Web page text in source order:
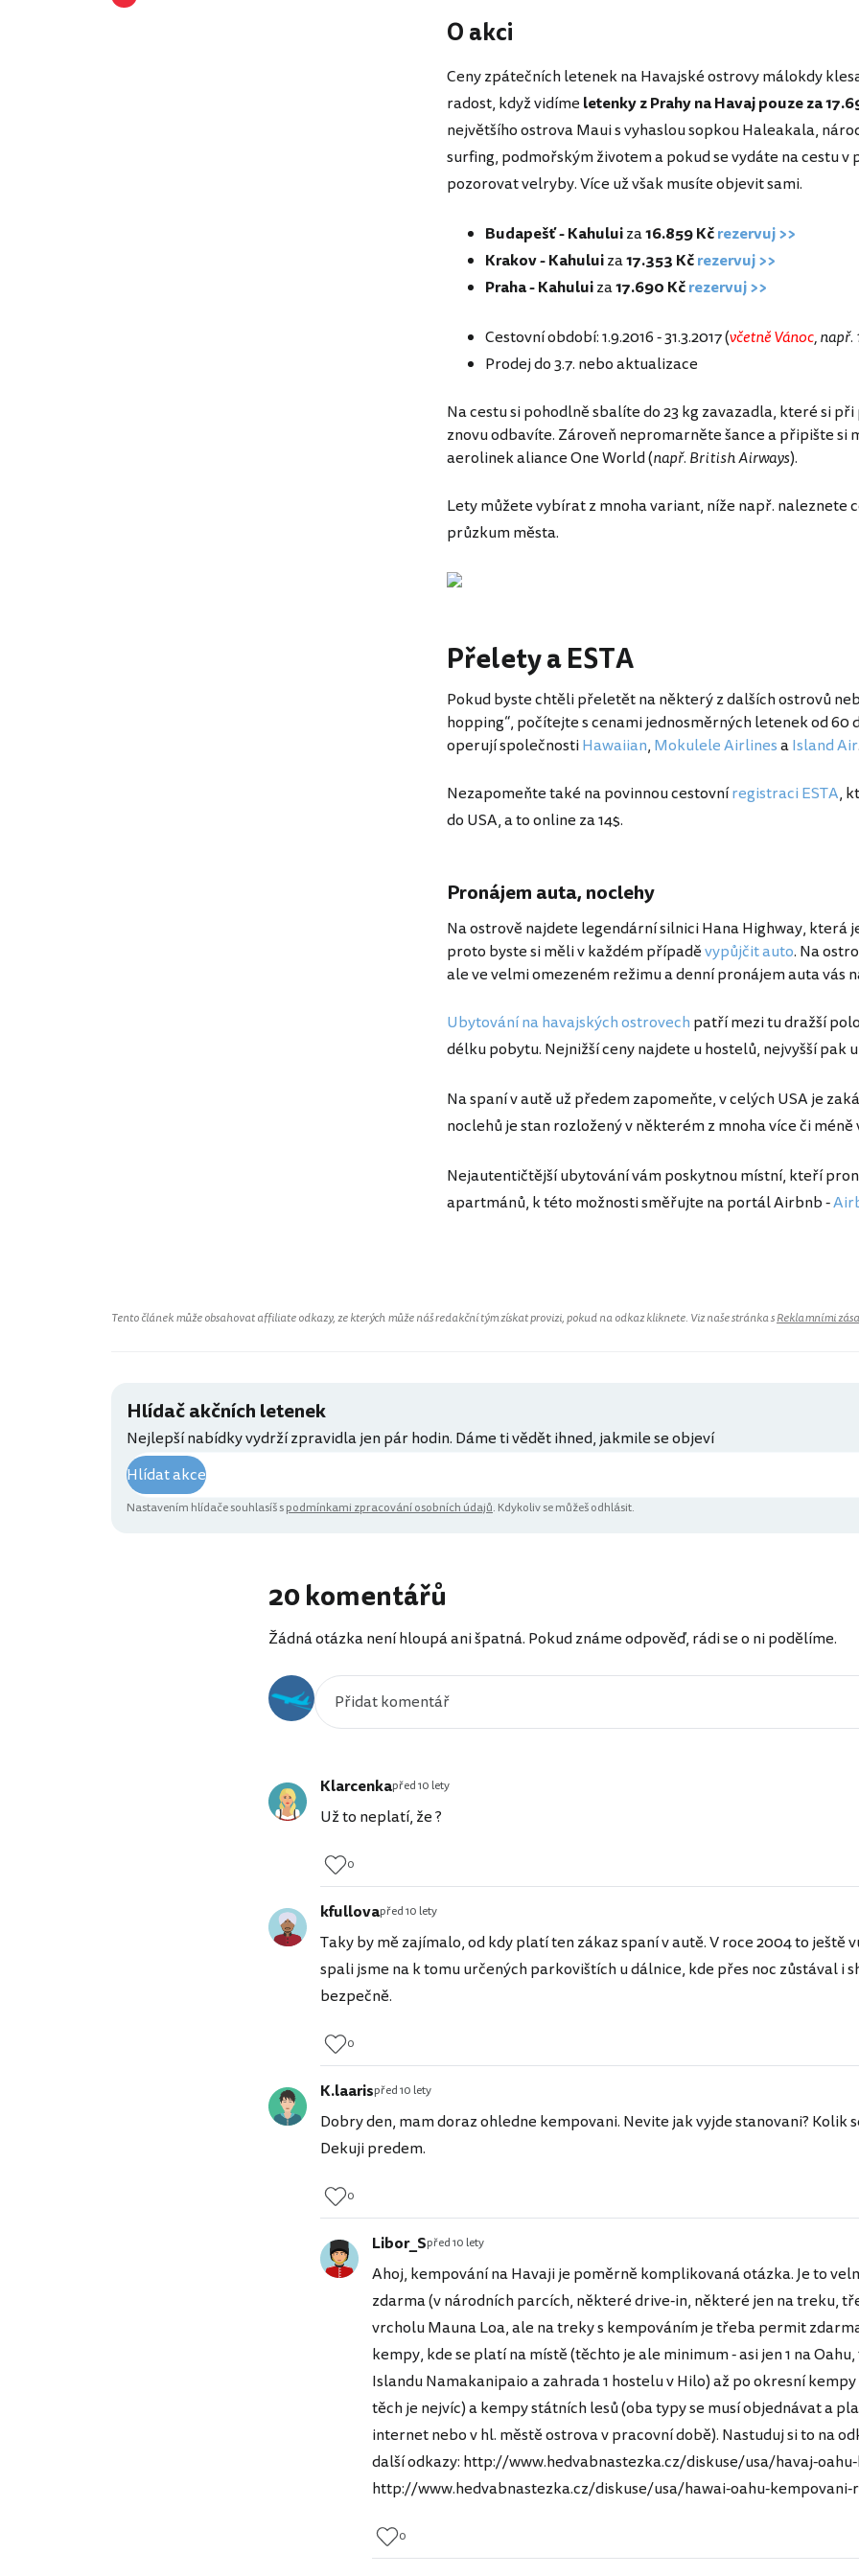
O akci
Ceny zpátečních letenek na Havajské ostrovy málokdy
radost, když vidíme letenky z Prahy na Havaj pouze za
největšího ostrova Maui s vyhaslou sopkou Haleakala,
surfing, podmořským životem a pokud se vydáte na cestu
pozorovat velryby. Více už však musíte objevit sami.
Budapešť - Kahuluiza16.859 Kčrezervuj >>
Krakov - Kahuluiza17.353 Kčrezervuj >>
Praha - Kahuluiza17.690 Kčrezervuj >>
Cestovní období: 1.9.2016 - 31.3.2017 (včetně Vánoc, např.
Prodej do 3.7. nebo aktualizace
Na cestu si pohodlně sbalíte do 23 kg zavazadla, které si
znovu odbavíte. Zároveň nepromarněte šance a připište
aerolinek aliance One World (např. British Airways).
Lety můžete vybírat z mnoha variant, níže např. naleznete
průzkum města.
Přelety a ESTA
Pokud byste chtěli přeletět na některý z dalších ostrovů
hopping“, počítejte s cenami jednosměrných letenek od 60
operují společnostiHawaiian, Mokulele AirlinesaIsland Air.
Nezapomeňte také na povinnou cestovníregistraci ESTA,
do USA, a to online za 14$.
Pronájem auta, noclehy
Na ostrově najdete legendární silnici Hana Highway, která
proto byste si měli v každém případěvypůjčit auto. Na
ale ve velmi omezeném režimu a denní pronájem auta vás
Ubytování na havajských ostrovech patří mezi tu dražší
délku pobytu. Nejnižší ceny najdete u hostelů, nejvyšší pak
Na spaní v autě už předem zapomeňte, v celých USA je
noclehů je stan rozložený v některém z mnoha více či
Nejautentičtější ubytování vám poskytnou místní, kteří
apartmánů, k této možnosti směřujte na portál Airbnb -
Tento článek může obsahovat affiliate odkazy, ze kterých může náš redakční tým získat provizi, pokud na odkaz kliknete. Viz naše stránka sReklamními
Hlídač akčních letenek
Nejlepší nabídky vydrží zpravidla jen pár hodin. Dáme ti vědět ihned, jakmile se objeví
Hlídat akce
Nastavením hlídače souhlasíš spodmínkami zpracování osobních údajů. Kdykoliv se můžeš odhlásit.
20 komentářů
Žádná otázka není hloupá ani špatná. Pokud známe odpověď, rádi se o ni podělíme.
Klarcenkapřed 10 lety
Už to neplatí, že ?
0
kfullovapřed 10 lety
Taky by mě zajímalo, od kdy platí ten zákaz spaní v autě. V roce 2004 to ještě
spali jsme na k tomu určených parkovištích u dálnice, kde přes noc zůstával i
bezpečně.
0
K.laarispřed 10 lety
Dobry den, mam doraz ohledne kempovani. Nevite jak vyjde stanovani? Kolik
Dekuji predem.
0
Libor_Spřed 10 lety
Ahoj, kempování na Havaji je poměrně komplikovaná otázka. Je to
zdarma (v národních parcích, některé drive-in, některé jen na treku,
vrcholu Mauna Loa, ale na treky s kempováním je třeba permit
kempy, kde se platí na místě (těchto je ale minimum - asi jen 1 na Oahu,
Islandu Namakanipaio a zahrada 1 hostelu v Hilo) až po okresní
těch je nejvíc) a kempy státních lesů (oba typy se musí objednávat a
internet nebo v hl. městě ostrova v pracovní době). Nastuduj si to na
další odkazy: http://www.hedvabnastezka.cz/diskuse/usa/havaj-
http://www.hedvabnastezka.cz/diskuse/usa/hawai-oahu-kempovani-
0